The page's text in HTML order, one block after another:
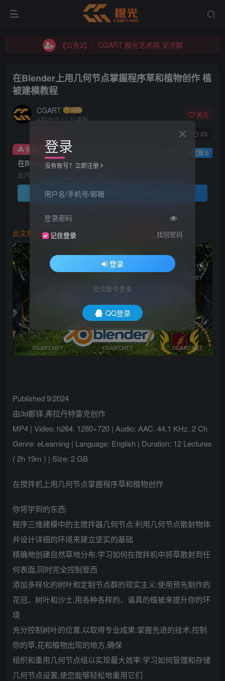
【公告2】：CGART 橙光艺术网 交流群
【公告2】：CGART 橙光艺术网 交流群
在Blender上用几何节点掌握程序草和植物创作 植
被建模教程
CGART
9月26日 17:23更新
关注
135 23
此内容为免费资源，请登录后查看
登录查看
免费资源 已售 6
此文章由 橙光艺术网(www.cgart.net) 收集整理发布
Published 9/2024
由3d都铎,弗拉丹特雷克创作
MP4 | Video: h264, 1280×720 | Audio: AAC, 44.1 KHz, 2 Ch
Genre: eLearning | Language: English | Duration: 12 Lectures
( 2h 19m ) | Size: 2 GB
在搅拌机上用几何节点掌握程序草和植物创作
你将学到的东西:
程序三维建模中的主搅拌器几何节点:利用几何节点散射物体
并设计详细的环境来建立坚实的基础
精确地创建自然草地分布:学习如何在搅拌机中将草散射到任
何表面,同时完全控制登西
添加多样化的树叶和定制节点群的现实主义:使用预先制作的
花冠、树叶和沙士,用各种各样的、逼真的植被来提升你的环
境
充分控制树叶的位置,以取得专业成果:掌握先进的技术,控制
你的草,花和植物出现的地方,确保
组织和重用几何节点组以实现最大效率:学习如何管理和存储
几何节点设置,使您能够轻松地重用它们
登录
没有账号？立即注册
用户名/手机号/邮箱
登录密码
记住登录 找回密码
登录
社交账号登录
QQ登录